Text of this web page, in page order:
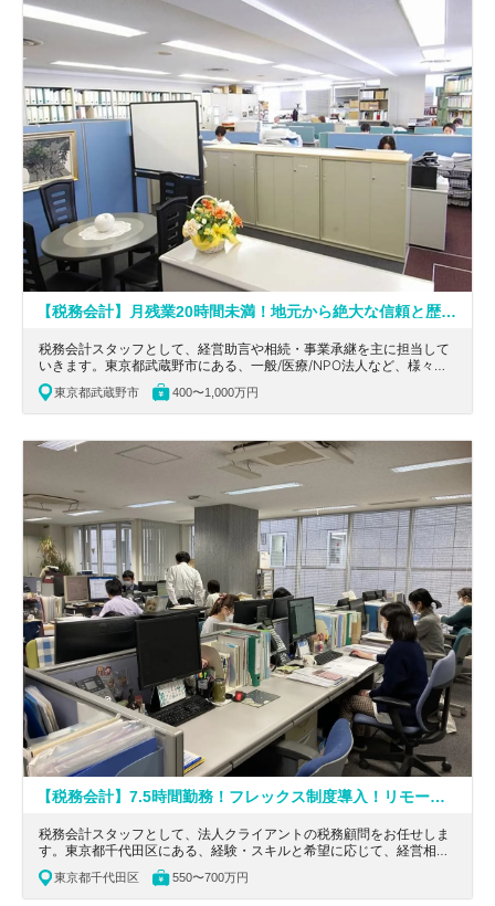
【税務会計】月残業20時間未満！地元から絶大な信頼と歴史あり／税理士比率が高く、フラットな社風が売りの税理士事務所
税務会計スタッフとして、経営助言や相続・事業承継を主に担当して
いきます。東京都武蔵野市にある、一般/医療/NPO法人など、様々な
業種のクライアントの顧問となる税理士事務所の求人です。
東京都武蔵野市 400〜1,000万円
【税務会計】7.5時間勤務！フレックス制度導入！リモート・時短勤務可能！市ヶ谷駅から徒歩1分！学校にも通いやすく、大企業や特殊法人の担当も経験できる税理士法人
税務会計スタッフとして、法人クライアントの税務顧問をお任せしま
す。東京都千代田区にある、経験・スキルと希望に応じて、経営相談
対応や相続案件も経験を積め、柔軟な働き方を求める方におすすめの
税理士法人の求人です。
東京都千代田区 550〜700万円